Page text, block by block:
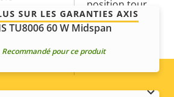
position tour
TU8006 60 W Midspan
Recommandé pour ce produit
SUR LES GARANTIES AXIS